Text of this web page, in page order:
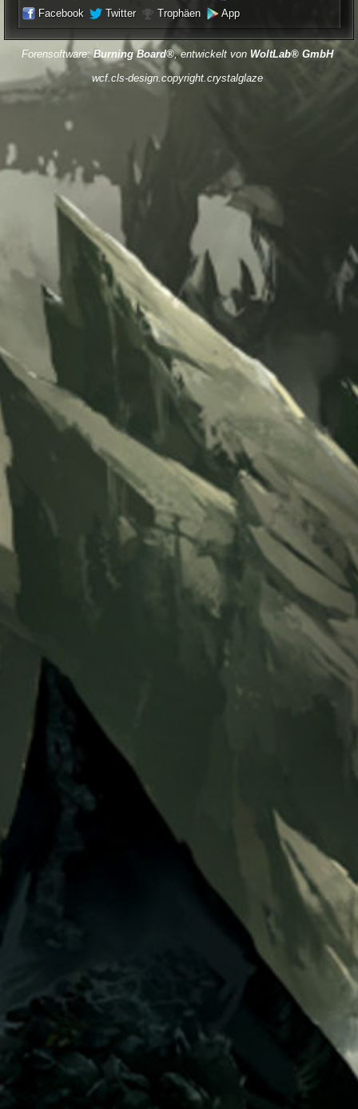
Facebook
Twitter Trophäen App
Forensoftware:Burning Board®, entwickelt von WoltLab® GmbH
wcf.cls-design.copyright.crystalglaze